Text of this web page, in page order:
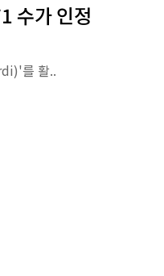
수가 인정
를 활..